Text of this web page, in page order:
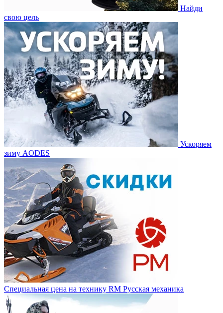
Найди
свою цель
Ускоряем
зиму AODES
Специальная цена на технику RM Русская механика